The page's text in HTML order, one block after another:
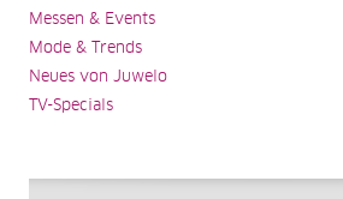
Messen & Events
Mode & Trends
Neues von Juwelo
TV-Specials